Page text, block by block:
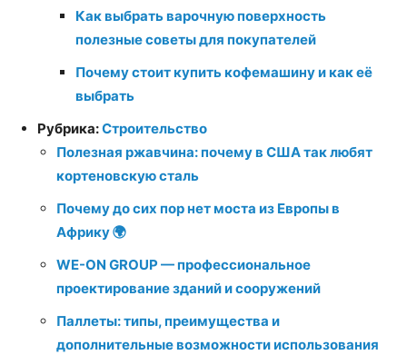
Как выбрать варочную поверхность
полезные советы для покупателей
Почему стоит купить кофемашину и как её
выбрать
Рубрика:Строительство
Полезная ржавчина: почему в США так любят
кортеновскую сталь
Почему до сих пор нет моста из Европы в
Африку 🌍
WE-ON GROUP — профессиональное
проектирование зданий и сооружений
Паллеты: типы, преимущества и
дополнительные возможности использования